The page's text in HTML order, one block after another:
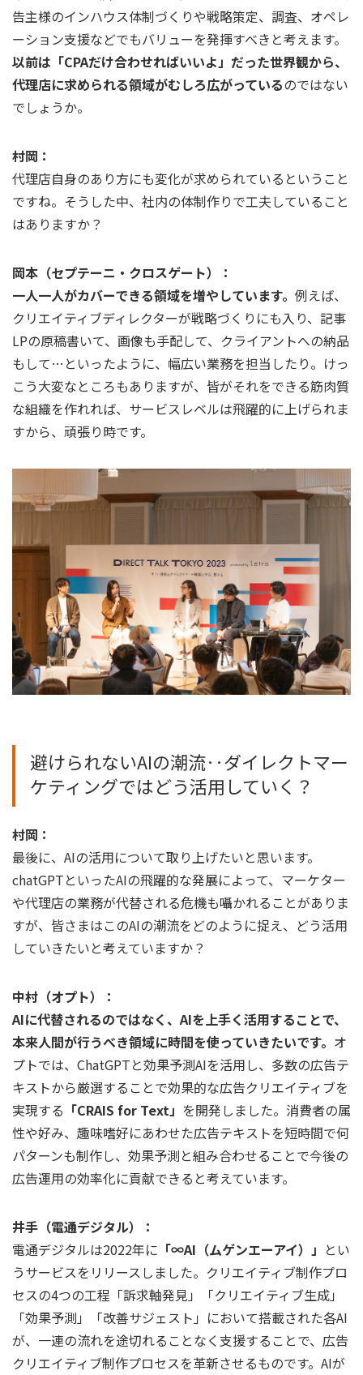
告主様のインハウス体制づくりや戦略策定、調査、オペレ
ーション支援などでもバリューを発揮すべきと考えます。
以前は「CPAだけ合わせればいいよ」だった世界観から、
代理店に求められる領域がむしろ広がっているのではない
でしょうか。
村岡：
代理店自身のあり方にも変化が求められているということ
ですね。そうした中、社内の体制作りで工夫していること
はありますか？
岡本（セプテーニ・クロスゲート）：
一人一人がカバーできる領域を増やしています。 例えば、
クリエイティブディレクターが戦略づくりにも入り、記事
LPの原稿書いて、画像も手配して、クライアントへの納品
もして…といったように、幅広い業務を担当したり。けっ
こう大変なところもありますが、皆がそれをできる筋肉質
な組織を作れれば、サービスレベルは飛躍的に上げられま
すから、頑張り時です。
避けられないAIの潮流‥ダイレクトマー
ケティングではどう活用していく？
村岡：
最後に、AIの活用について取り上げたいと思います。
chatGPTといったAIの飛躍的な発展によって、マーケター
や代理店の業務が代替される危機も囁かれることがありま
すが、皆さまはこのAIの潮流をどのように捉え、どう活用
していきたいと考えていますか？
中村（オプト）：
AIに代替されるのではなく、AIを上手く活用することで、
本来人間が行うべき領域に時間を使っていきたいです。 オ
プトでは、ChatGPTと効果予測AIを活用し、多数の広告テ
キストから厳選することで効果的な広告クリエイティブを
実現する 「CRAIS for Text」 を開発しました。消費者の属
性や好み、趣味嗜好にあわせた広告テキストを短時間で何
パターンも制作し、効果予測と組み合わせることで今後の
広告運用の効率化に貢献できると考えています。
井手（電通デジタル）：
電通デジタルは2022年に 「∞AI（ムゲンエーアイ）」 とい
うサービスをリリースしました。クリエイティブ制作プロ
セスの4つの工程「訴求軸発見」「クリエイティブ生成」
「効果予測」「改善サジェスト」において搭載された各AI
が、一連の流れを途切れることなく支援することで、広告
クリエイティブ制作プロセスを革新させるものです。AIが